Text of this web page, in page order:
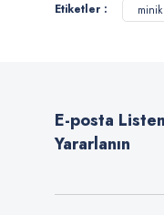
Ürün resmi
Ürün fiyatı diğer
Bu ürüne benzer
Etiketler :
E-posta
Yararlanın